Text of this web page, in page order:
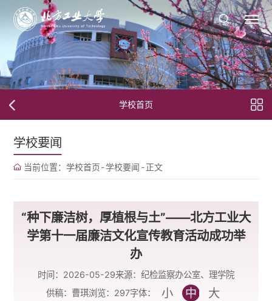
学校首页
学校要闻
当前位置： 学校首页-学校要闻 -正文
“种下廉洁树，厚植根与土”——北方工业大
学第十一届廉洁文化宣传教育活动成功举
办
时间：2026-05-29来源：纪检监察办公室、理学院
供稿：曹琪浏览： 297字体： 小 中 大